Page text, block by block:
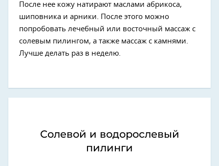
После нее кожу натирают маслами абрикоса,
шиповника и арники. После этого можно
попробовать лечебный или восточный массаж с
солевым пилингом, а также массаж с камнями.
Лучше делать раз в неделю.
Солевой и водорослевый
пилинги